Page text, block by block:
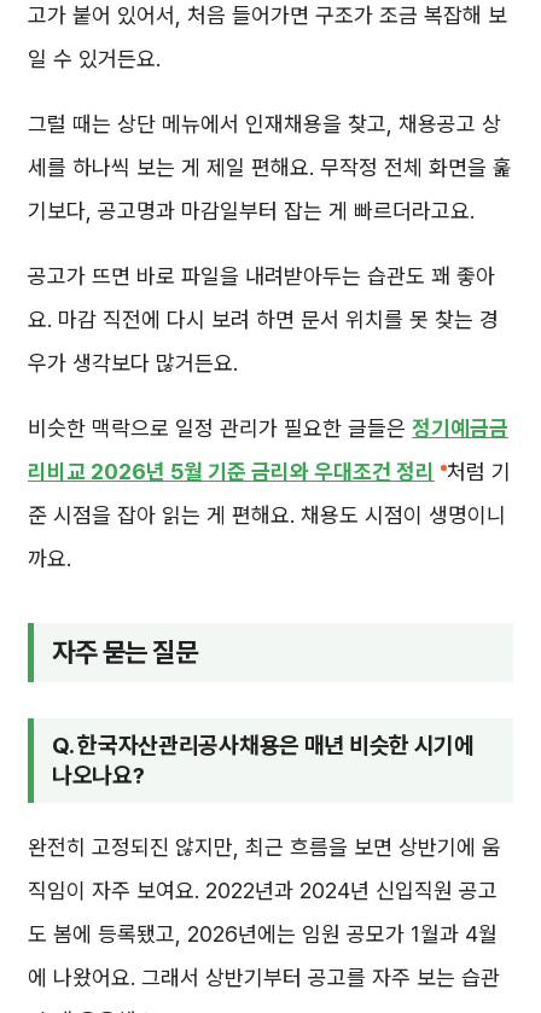
고가 붙어 있어서, 처음 들어가면 구조가 조금 복잡해 보
일 수 있거든요.
그럴 때는 상단 메뉴에서 인재채용을 찾고, 채용공고 상
세를 하나씩 보는 게 제일 편해요. 무작정 전체 화면을 훑
기보다, 공고명과 마감일부터 잡는 게 빠르더라고요.
공고가 뜨면 바로 파일을 내려받아두는 습관도 꽤 좋아
요. 마감 직전에 다시 보려 하면 문서 위치를 못 찾는 경
우가 생각보다 많거든요.
비슷한 맥락으로 일정 관리가 필요한 글들은 정기예금금
리비교 2026년 5월 기준 금리와 우대조건 정리
처럼 기
준 시점을 잡아 읽는 게 편해요. 채용도 시점이 생명이니
까요.
자주 묻는 질문
Q. 한국자산관리공사채용은 매년 비슷한 시기에
나오나요?
완전히 고정되진 않지만, 최근 흐름을 보면 상반기에 움
직임이 자주 보여요. 2022년과 2024년 신입직원 공고
도 봄에 등록됐고, 2026년에는 임원 공모가 1월과 4월
에 나왔어요. 그래서 상반기부터 공고를 자주 보는 습관